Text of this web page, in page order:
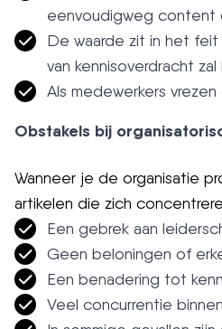
eenvoudigweg content
De waarde zit in het
van kennisoverdracht
Als medewerkers
Obstakels bij
Wanneer je de organisatie
artikelen die zich
Een gebrek aan
Geen beloningen of
Een benadering tot
Veel concurrentie